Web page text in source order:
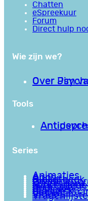
Chatten
eSpreekuur
Forum
Direct hulp
Wie zijn we?
Over
Over Jim
Tools
Series
Animaties
Apps
Bibliotheek
Goede
Kennisbank
Mini
Podcasts
Reviews
Sociale
Video’s